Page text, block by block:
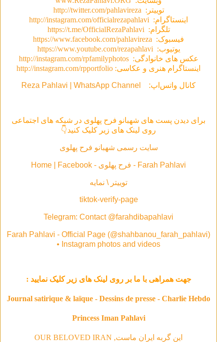
توییتر: http://twitter.com/pahlavireza
اینستاگرام: http://instagram.com/officialrezapahlavi
تلگرام: https://t.me/OfficialRezaPahlavi
فیسبوک: https://www.facebook.com/pahlavireza
یوتیوب: https://www.youtube.com/rezapahlavi
عکس های خانوادگی:http://instagram.com/rpfamilyphotos
اینستاگرام هنری و عکاسی: http://instagram.com/rpportfolio
کانال واتس‌اپ: Reza Pahlavi | WhatsApp Channel
برای دیدن پست های شهبانو فرح پهلوی در شبکه های اجتماعی
روی لینک های زیر کلیک کنید👇
سایت رسمی شهبانو فرح پهلوی
Farah Pahlavi - فرح پهلوی - Home | Facebook
توییتر \ نمایه
tiktok-verify-page
Telegram: Contact @farahdibapahlavi
Farah Pahlavi - Official Page (@shahbanou_farah_pahlavi)
• Instagram photos and videos
جهت همراهی با ما بر روی لینک های زیر کلیک نمایید :
Journal satirique & laïque - Dessins de presse - Charlie Hebdo
Princess Iman Pahlavi
این گربه ایران ماست, OUR BELOVED IRAN